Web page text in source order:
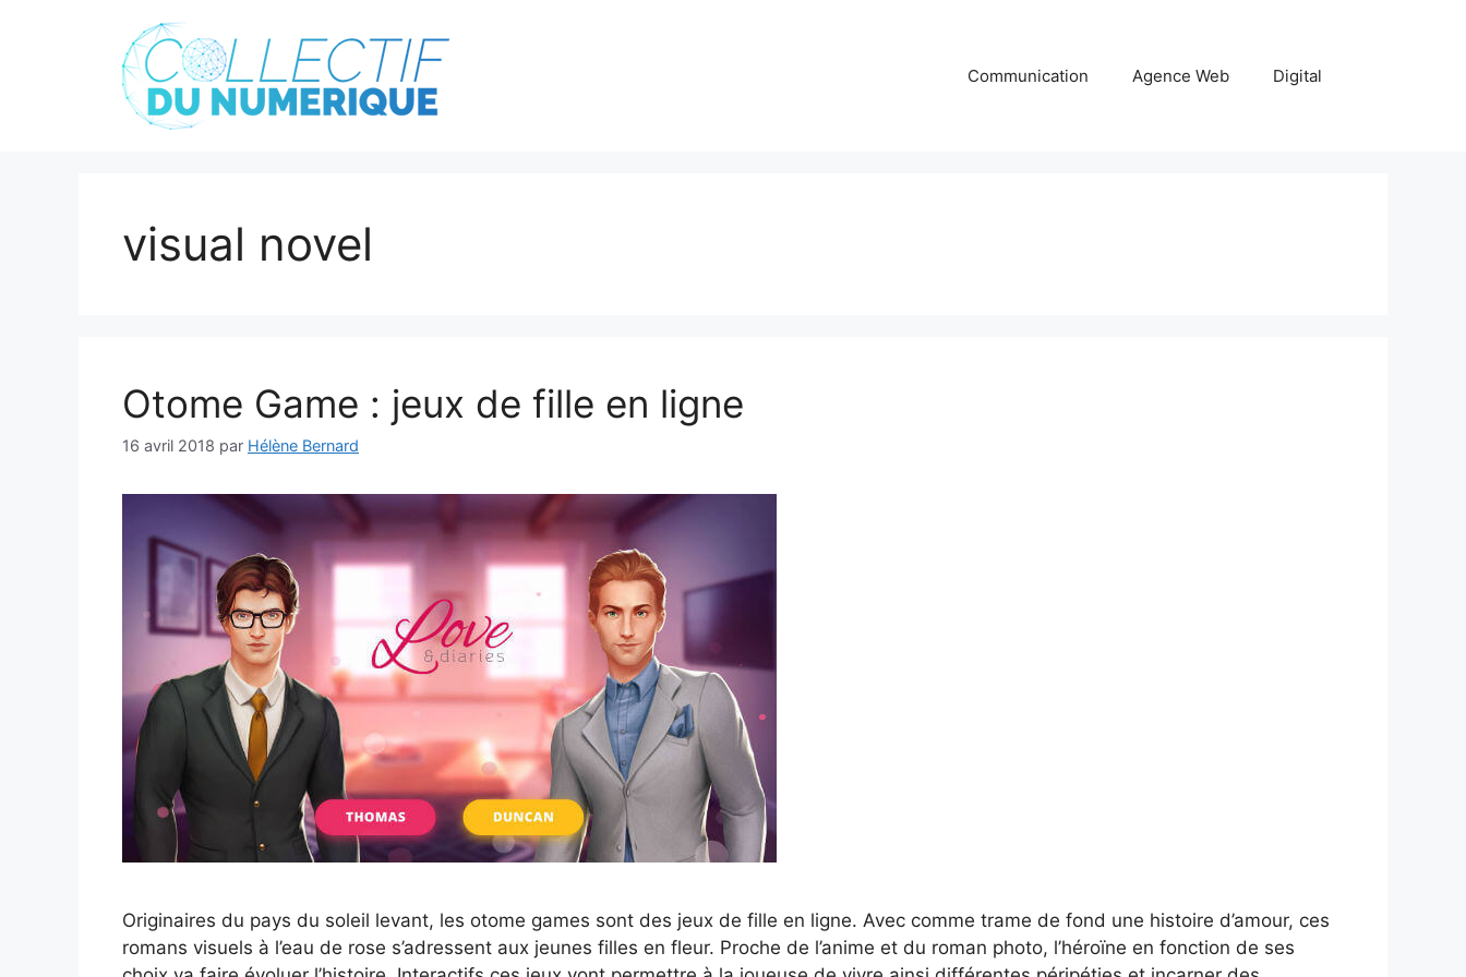
Communication Agence Web Digital
visual novel
Otome Game : jeux de fille en ligne
16 avril 2018 par Hélène Bernard
Originaires du pays du soleil levant, les otome games sont des jeux de fille en ligne. Avec comme trame de fond une histoire d’amour, ces
romans visuels à l’eau de rose s’adressent aux jeunes filles en fleur. Proche de l’anime et du roman photo, l’héroïne en fonction de ses